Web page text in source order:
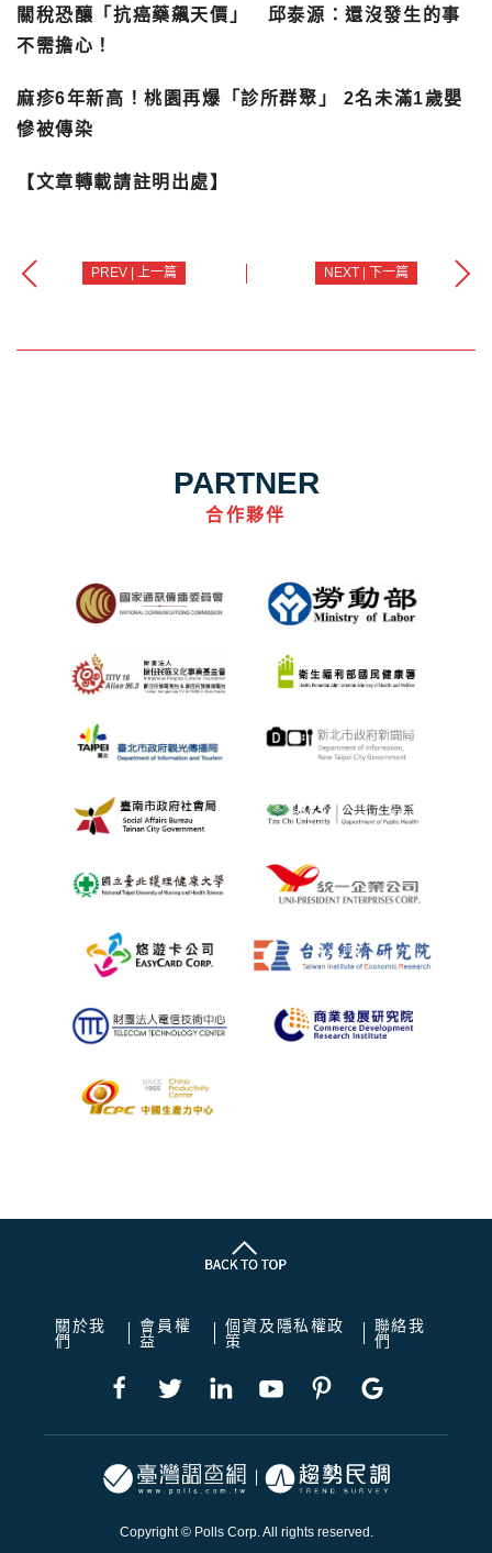
關稅恐釀「抗癌藥飆天價」 邱泰源：還沒發生的事
不需擔心！
麻疹6年新高！桃園再爆「診所群聚」 2名未滿1歲嬰
慘被傳染
【文章轉載請註明出處】
PREV | 上一篇 NEXT | 下一篇
PARTNER
合作夥伴
關於我
們
會員權
益
個資及隱私權政
策
聯絡我
們
Copyright © Polls Corp. All rights reserved.